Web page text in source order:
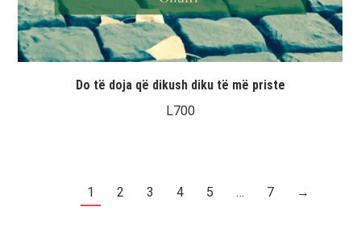
Do të doja që dikush diku të më priste
L700
1 2 3 4 5 … 7 →